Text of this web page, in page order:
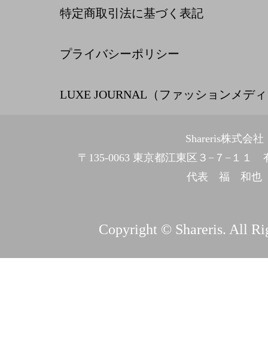
特定商取引法に基づく表記
プライバシーポリシー
LUXE JOURNAL（ファッションメデ
Shareris株式会社
〒135-0063 東京都江東区３−７−１１
代表 福 和也
Copyright © Shareris. All